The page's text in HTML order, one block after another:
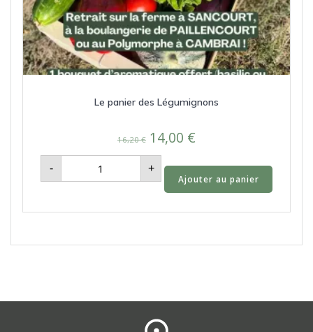
Le panier des Légumignons
16,20€ Le
prix
initial
était :
16,20 €.
14,00 €
actuel
est :
14,00 €.
-
quantité
de
Le
Légumignons
+
Ajouter au panier